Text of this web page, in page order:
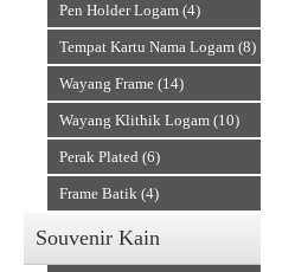
Pen Holder Logam (4)
Tempat Kartu Nama Logam (8)
Wayang Frame (14)
Wayang Klithik Logam (10)
Perak Plated (6)
Frame Batik (4)
Souvenir Kain